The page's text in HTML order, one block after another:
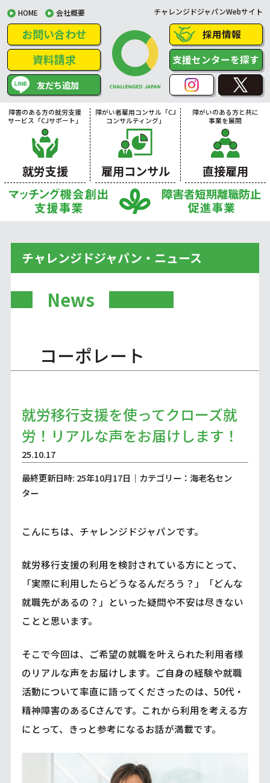
HOME 会社概要 チャレンジドジャパンWebサイト
お問い合わせ
資料請求
友だち追加
採用情報
支援センターを探す
障害のある方の就労支援
サービス「CJサポート」
就労支援
障がい者雇用コンサル「CJ
コンサルティング」
雇用コンサル
障がいのある方と共に
事業を展開
直接雇用
チャレンジドジャパン・ニュース
News
コーポレート
就労移行支援を使ってクローズ就
労！リアルな声をお届けします！
25.10.17
最終更新日時: 25年10月17日｜カテゴリー：海老名セン
ター
こんにちは、チャレンジドジャパンです。
就労移行支援の利用を検討されている方にとって、
「実際に利用したらどうなるんだろう？」「どんな
就職先があるの？」といった疑問や不安は尽きない
ことと思います。
そこで今回は、ご希望の就職を叶えられた利用者様
のリアルな声をお届けします。ご自身の経験や就職
活動について率直に語ってくださったのは、50代・
精神障害のあるCさんです。これから利用を考える方
にとって、きっと参考になるお話が満載です。